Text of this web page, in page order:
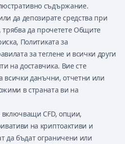
съдържание.
да депозирате средства при
трябва да прочетете Общите
Политиката за
за теглене и всички други
на доставчика. Вие сте
всички данъчни, отчетни или
в страната ви на
включващи CFD, опции,
на криптоактиви и
да бъдат ограничени или